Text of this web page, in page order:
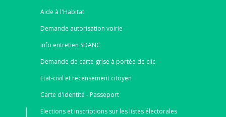
Aide à l'Habitat
Demande autorisation voirie
Info entretien SDANC
Demande de carte grise à portée de clic
Etat-civil et recensement citoyen
Carte d'identité - Passeport
Elections et inscriptions sur les listes électorales